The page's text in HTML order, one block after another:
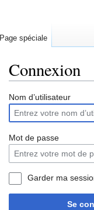
Connexion
Nom d’utilisateur
Mot de passe
Garder ma
Se
Page spéciale